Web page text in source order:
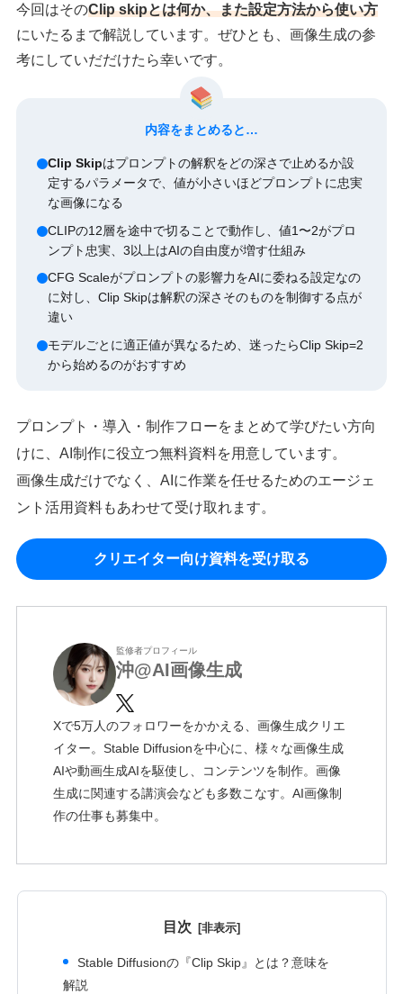
今回はそのClip skipとは何か、また設定方法から使い方
にいたるまで解説しています。ぜひとも、画像生成の参
考にしていだだけたら幸いです。
内容をまとめると…
Clip Skipはプロンプトの解釈をどの深さで止めるか設
定するパラメータで、値が小さいほどプロンプトに忠実
な画像になる
CLIPの12層を途中で切ることで動作し、値1〜2がプロ
ンプト忠実、3以上はAIの自由度が増す仕組み
CFG Scaleがプロンプトの影響力をAIに委ねる設定なの
に対し、Clip Skipは解釈の深さそのものを制御する点が
違い
モデルごとに適正値が異なるため、迷ったらClip Skip=2
から始めるのがおすすめ
プロンプト・導入・制作フローをまとめて学びたい方向
けに、AI制作に役立つ無料資料を用意しています。
画像生成だけでなく、AIに作業を任せるためのエージェ
ント活用資料もあわせて受け取れます。
クリエイター向け資料を受け取る
監修者プロフィール
沖@AI画像生成
Xで5万人のフォロワーをかかえる、画像生成クリエ
イター。Stable Diffusionを中心に、様々な画像生成
AIや動画生成AIを駆使し、コンテンツを制作。画像
生成に関連する講演会なども多数こなす。AI画像制
作の仕事も募集中。
目次
Stable Diffusionの『Clip Skip』とは？意味を
解説